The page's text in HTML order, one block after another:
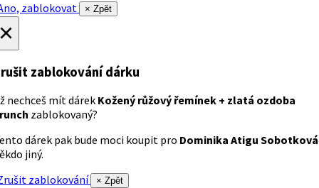
zablokovat
× Zpět
zablokování dárku
nechceš mít dárek Kožený růžový řemínek + zlatá ozdoba
zablokovaný?
dárek pak bude moci koupit pro Dominika Atigu Sobotková
jiný.
zablokování
× Zpět